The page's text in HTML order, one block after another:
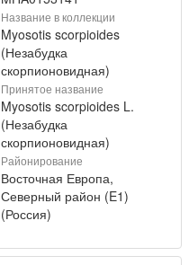
Название в коллекции
Myosotis scorpioides
(Незабудка
скорпионовидная)
Принятое название
Myosotis scorpioides L.
(Незабудка
скорпионовидная)
Районирование
Восточная Европа,
Северный район (E1)
(Россия)